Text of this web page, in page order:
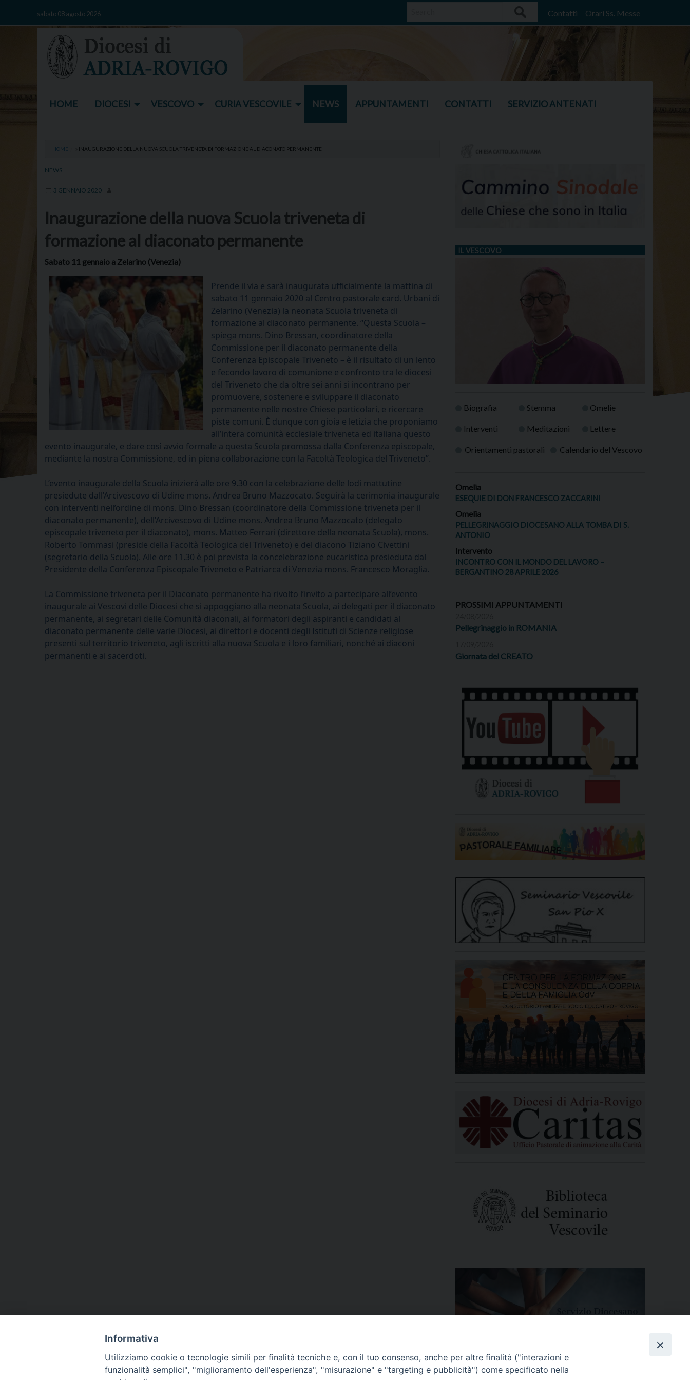
sabato 08 agosto 2026 Contatti Orari Ss. Messe
HOME DIOCESI VESCOVO CURIA VESCOVILE NEWS APPUNTAMENTI CONTATTI SERVIZIO ANTENATI
HOME » INAUGURAZIONE DELLA NUOVA SCUOLA TRIVENETA DI FORMAZIONE AL DIACONATO PERMANENTE
NEWS
3 GENNAIO 2020
Inaugurazione della nuova Scuola triveneta di
formazione al diaconato permanente
Sabato 11 gennaio a Zelarino (Venezia)
Prende il via e sarà inaugurata ufficialmente la mattina di
sabato 11 gennaio 2020 al Centro pastorale card. Urbani di
Zelarino (Venezia) la neonata Scuola triveneta di
formazione al diaconato permanente. “Questa Scuola –
spiega mons. Dino Bressan, coordinatore della
Commissione per il diaconato permanente della
Conferenza Episcopale Triveneto – è il risultato di un lento
e fecondo lavoro di comunione e confronto tra le diocesi
del Triveneto che da oltre sei anni si incontrano per
promuovere, sostenere e sviluppare il diaconato
permanente nelle nostre Chiese particolari, e ricercare
piste comuni. È dunque con gioia e letizia che proponiamo
all’intera comunità ecclesiale triveneta ed italiana questo
evento inaugurale, e dare così avvio formale a questa Scuola promossa dalla Conferenza episcopale,
mediante la nostra Commissione, ed in piena collaborazione con la Facoltà Teologica del Triveneto”.
L’evento inaugurale della Scuola inizierà alle ore 9.30 con la celebrazione delle lodi mattutine
presiedute dall’Arcivescovo di Udine mons. Andrea Bruno Mazzocato. Seguirà la cerimonia inaugurale
con interventi nell’ordine di mons. Dino Bressan (coordinatore della Commissione triveneta per il
diaconato permanente), dell’Arcivescovo di Udine mons. Andrea Bruno Mazzocato (delegato
episcopale triveneto per il diaconato), mons. Matteo Ferrari (direttore della neonata Scuola), mons.
Roberto Tommasi (preside della Facoltà Teologica del Triveneto) e del diacono Tiziano Civettini
(segretario della Scuola). Alle ore 11.30 è poi prevista la concelebrazione eucaristica presieduta dal
Presidente della Conferenza Episcopale Triveneto e Patriarca di Venezia mons. Francesco Moraglia.
La Commissione triveneta per il Diaconato permanente ha rivolto l’invito a partecipare all’evento
inaugurale ai Vescovi delle Diocesi che si appoggiano alla neonata Scuola, ai delegati per il diaconato
permanente, ai segretari delle Comunità diaconali, ai formatori degli aspiranti e candidati al
diaconato permanente delle varie Diocesi, ai direttori e docenti degli Istituti di Scienze religiose
presenti sul territorio triveneto, agli iscritti alla nuova Scuola e i loro familiari, nonché ai diaconi
permanenti e ai sacerdoti.
IL VESCOVO
Biografia Stemma Omelie
Interventi Meditazioni Lettere
Orientamenti pastorali Calendario del Vescovo
Omelia
ESEQUIE DI DON FRANCESCO ZACCARINI
Omelia
PELLEGRINAGGIO DIOCESANO ALLA TOMBA DI S.
ANTONIO
Intervento
INCONTRO CON IL MONDO DEL LAVORO –
BERGANTINO 28 APRILE 2026
PROSSIMI APPUNTAMENTI
Pellegrinaggio in ROMANIA
Giornata del CREATO
Informativa
Utilizziamo cookie o tecnologie simili per finalità tecniche e, con il tuo consenso, anche per altre finalità ("interazioni e
funzionalità semplici", "miglioramento dell'esperienza", "misurazione" e "targeting e pubblicità") come specificato nella